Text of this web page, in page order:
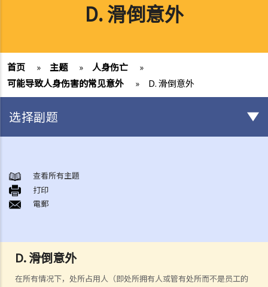
D. 滑倒意外
首页 » 主题 » 人身伤亡
»
可能导致人身伤害的常见意外
» D. 滑倒意外
D. 滑倒意外
在所有情况下，处所占用人（即处所拥有人或管有处所而不是员工的
选择副题
可能导致人身伤害的常见意外
A. 交通意外
B. 医疗疏忽
E. 袭击
查看所有主題
打印
電郵